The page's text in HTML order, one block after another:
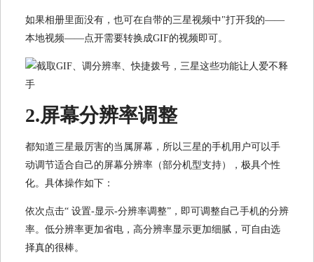
如果相册里面没有，也可在自带的三星视频中"打开我的——
本地视频——点开需要转换成GIF的视频即可。
2.屏幕分辨率调整
都知道三星最厉害的当属屏幕，所以三星的手机用户可以手
动调节适合自己的屏幕分辨率（部分机型支持），极具个性
化。具体操作如下：
依次点击“ 设置-显示-分辨率调整”，即可调整自己手机的分辨
率。低分辨率更加省电，高分辨率显示更加细腻，可自由选
择真的很棒。